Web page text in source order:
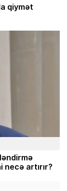
qiymət
artırır?